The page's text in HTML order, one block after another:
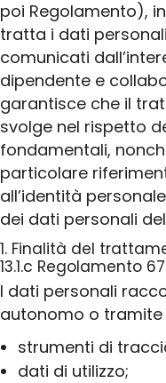
EAM & Industria 5.0
Yard Management
Yard Management BI
Risorse umane
Gestione HR
HR Business
Infrastruttura
Progettazione IT
poi Regolamento),
tratta i dati
comunicati
dipendente e
garantisce che il
svolge nel rispetto
fondamentali,
particolare
all’identità
dei dati personali
1. Finalità del
13.1.c Regolamento
I dati personali
autonomo o tramite
strumenti di
dati di utilizzo;